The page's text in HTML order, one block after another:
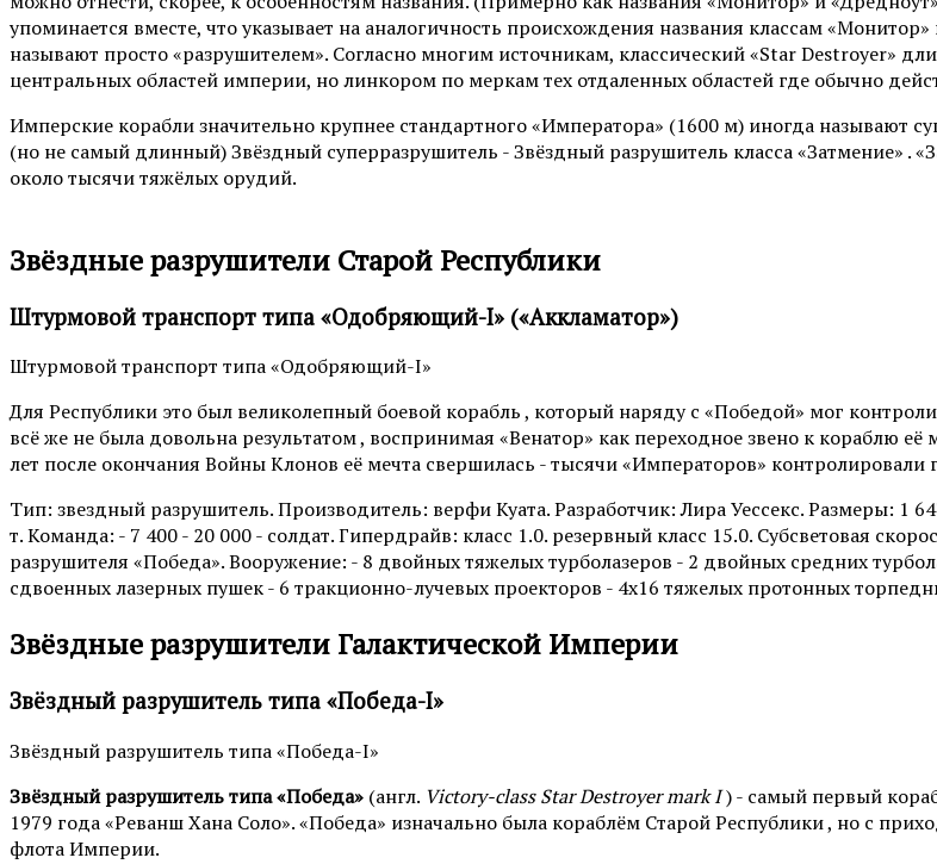
упоминается вместе, что указывает на аналогичность происхождения названия классам
называют просто «разрушителем». Согласно многим источникам, классический «Star Destroyer»
центральных областей империи, но линкором по меркам тех отдаленных областей где обычно
Имперские корабли значительно крупнее стандартного «Императора» (1600 м) иногда называют
(но не самый длинный) Звёздный суперразрушитель - Звёздный разрушитель класса «Затмение» .
около тысячи тяжёлых орудий.
Звёздные разрушители Старой Республики
Штурмовой транспорт типа «Одобряющий-I» («Аккламатор»)
Штурмовой транспорт типа «Одобряющий-I»
Для Республики это был великолепный боевой корабль , который наряду с «Победой» мог
всё же не была довольна результатом , воспринимая «Венатор» как переходное звено к кораблю
лет после окончания Войны Клонов её мечта свершилась - тысячи «Императоров»
Тип: звездный разрушитель. Производитель: верфи Куата. Разработчик: Лира Уессекс. Размеры:
т. Команда: - 7 400 - 20 000 - солдат. Гипердрайв: класс 1.0. резервный класс 15.0. Субсветовая
разрушителя «Победа». Вооружение: - 8 двойных тяжелых турболазеров - 2 двойных средних
сдвоенных лазерных пушек - 6 тракционно-лучевых проекторов - 4х16 тяжелых протонных
Звёздные разрушители Галактической Империи
Звёздный разрушитель типа «Победа-I»
Звёздный разрушитель типа «Победа-I»
Звёздный разрушитель типа «Победа» (англ. Victory-class Star Destroyer mark I) - самый первый
1979 года «Реванш Хана Соло». «Победа» изначально была кораблём Старой Республики , но с
флота Империи.